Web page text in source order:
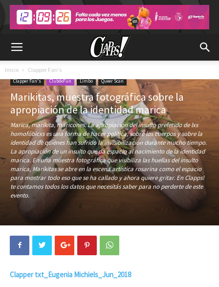
Inicio Clapper Fan's
Clapper Fan's ClubdeFun Limbo Queer Scan
Marikitas, muestra fotográfica sobre la
apropiación de la identidad marica
Marica, marikita, maricones. La apropiación del insulto preferido de lxs
homofóbicxs es una forma de hacer política, sobre los cuerpos y sobre la
identidad de quienes han sufrido la invisibilización durante mucho tiempo.
La apropiación de un insulto que da espacio al nacimiento de la identidad
marica. En una muestra fotográfica que visibiliza las huellas del insulto
marica, Marikitas se abre en la escena artística rosarina como el espacio
para mostrar todo eso que se ha callado y ahora quiere gritar. En Clapps!
te contamos todos los datos que necesitás saber para no perderte de este
evento.
Clapper txt_Eugenia Michiels_Jun_2018